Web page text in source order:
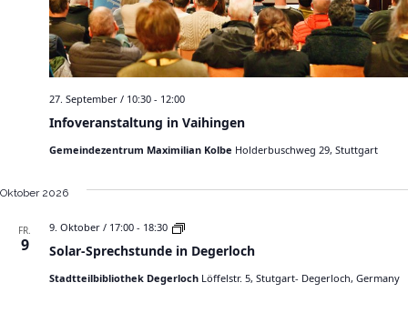
Infoveranstaltung in Vaihingen
27. September / 10:30 - 12:00
Gemeindezentrum Maximilian Kolbe Holderbuschweg 29, Stuttgart
Oktober 2026
FR.
9 Solar-Sprechstunde in Degerloch
9. Oktober / 17:00 - 18:30
S
l
r
Stadtteilbibliothek Degerloch Löffelstr. 5, Stutgart- Degerloch, Germany